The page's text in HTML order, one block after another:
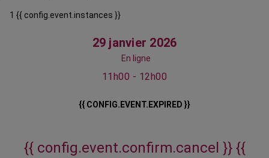
1 {{ config.event.instances }}
29 janvier 2026
En ligne
11h00 - 12h00
{{ CONFIG.EVENT.EXPIRED }}
{{ config.event.confirm.cancel }} {{